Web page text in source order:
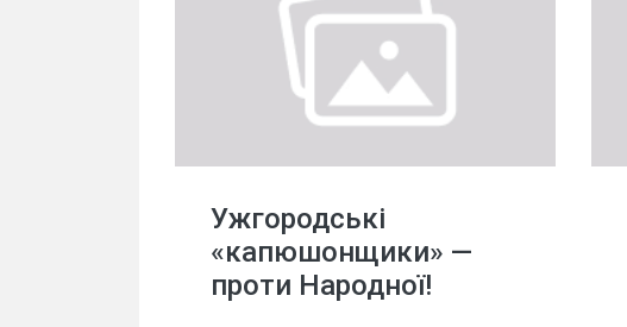
Ужгородські
«капюшонщики» —
проти Народної!